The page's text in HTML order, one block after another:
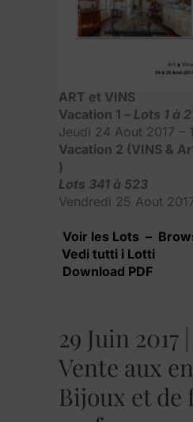
ART et VINS
Vacation 1 – Lots 1 à
Jeudi 24 Aout 2017 –
Vacation 2 (VINS &
)
Lots 341 à 523
Vendredi 25 Aout
Voir les Lots –
Vedi tutti i Lotti
Download PDF
29 Juin 2017
Vente aux
Bijoux et de